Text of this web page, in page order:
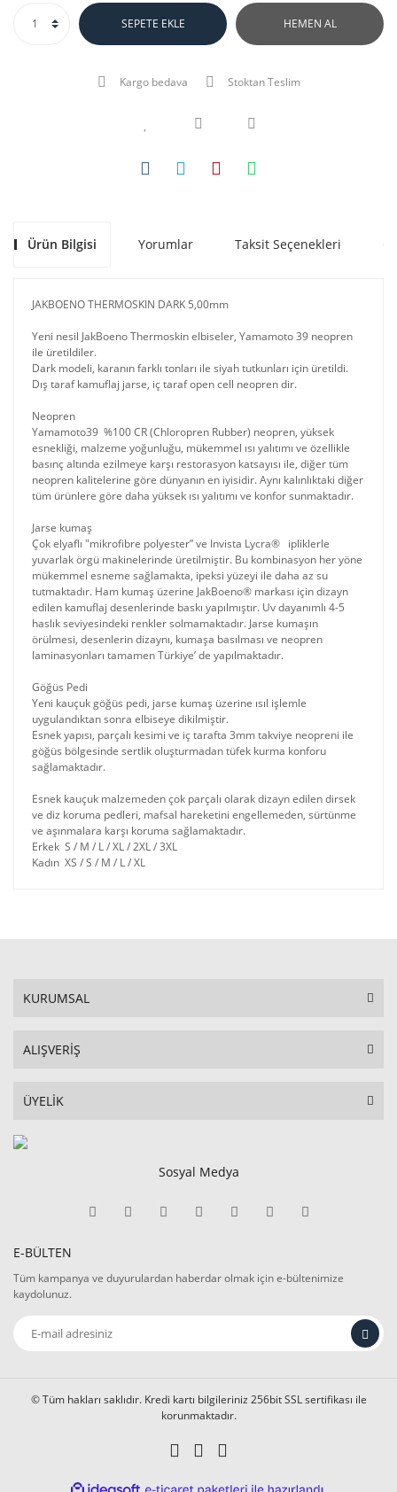
SEPETE EKLE HEMEN AL
Kargo bedava Stoktan Teslim
Ürün Bilgisi Yorumlar Taksit Seçenekleri
JAKBOENO THERMOSKIN DARK 5,00mm
Yeni nesil JakBoeno Thermoskin elbiseler, Yamamoto 39 neopren
ile üretildiler.
Dark modeli, karanın farklı tonları ile siyah tutkunları için üretildi.
Dış taraf kamuflaj jarse, iç taraf open cell neopren dir.
Neopren
Yamamoto39 %100 CR (Chloropren Rubber) neopren, yüksek
esnekliği, malzeme yoğunluğu, mükemmel ısı yalıtımı ve özellikle
basınç altında ezilmeye karşı restorasyon katsayısı ile, diğer tüm
neopren kalitelerine göre dünyanın en iyisidir. Aynı kalınlıktaki diğer
tüm ürünlere göre daha yüksek ısı yalıtımı ve konfor sunmaktadır.
Jarse kumaş
Çok elyaflı "mikrofibre polyester” ve Invista Lycra® ipliklerle
yuvarlak örgü makinelerinde üretilmiştir. Bu kombinasyon her yöne
mükemmel esneme sağlamakta, ipeksi yüzeyi ile daha az su
tutmaktadır. Ham kumaş üzerine JakBoeno® markası için dizayn
edilen kamuflaj desenlerinde baskı yapılmıştır. Uv dayanımlı 4-5
haslık seviyesindeki renkler solmamaktadır. Jarse kumaşın
örülmesi, desenlerin dizaynı, kumaşa basılması ve neopren
laminasyonları tamamen Türkiye’ de yapılmaktadır.
Göğüs Pedi
Yeni kauçuk göğüs pedi, jarse kumaş üzerine ısıl işlemle
uygulandıktan sonra elbiseye dikilmiştir.
Esnek yapısı, parçalı kesimi ve iç tarafta 3mm takviye neopreni ile
göğüs bölgesinde sertlik oluşturmadan tüfek kurma konforu
sağlamaktadır.
Esnek kauçuk malzemeden çok parçalı olarak dizayn edilen dirsek
ve diz koruma pedleri, mafsal hareketini engellemeden, sürtünme
ve aşınmalara karşı koruma sağlamaktadır.
Erkek S / M / L / XL / 2XL / 3XL
Kadın XS / S / M / L / XL
KURUMSAL
ALIŞVERİŞ
ÜYELİK
Sosyal Medya
E-BÜLTEN
Tüm kampanya ve duyurulardan haberdar olmak için e-bültenimize
kaydolunuz.
© Tüm hakları saklıdır. Kredi kartı bilgileriniz 256bit SSL sertifikası ile
korunmaktadır.